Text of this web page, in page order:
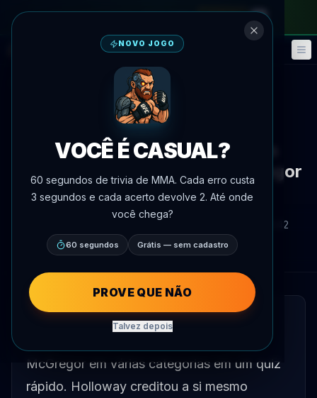
🎮 Fantasy Eventos
Redes sociais
Max Holloway Enumera Suas
Vantagens Sobre Conor McGregor
em Quiz Rápido
, 10:42
AgentMMA.com
LEITURA RÁPIDA
McGregor em várias categorias em um quiz
rápido. Holloway creditou a si mesmo
NOVO JOGO
VOCÊ É CASUAL?
60 segundos de trivia de MMA. Cada erro custa
3 segundos e cada acerto devolve 2. Até onde
você chega?
60 segundos Grátis — sem cadastro
PROVE QUE NÃO
Talvez depois